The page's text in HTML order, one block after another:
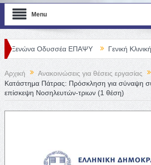
Menu
Οδυσσέα ΕΠΑΨΥ Γενική Κλινική
Αρχική Ανακοινώσεις για θέσεις εργασίας
Κατάστημα Πάτρας: Πρόσκληση για σύναψη
επίσκεψη Νοσηλευτών-τριων (1 θέση)